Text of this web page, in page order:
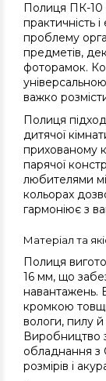
Полиця ПК-10
практичність
проблему
предметів,
фоторамок.
важко
Полиця
дитячої
прихованому
парячої
любителями
кольорах
гармоніює з
Матеріал та
Полиця
16 мм, що
навантажень.
кромкою
вологи, пилу
Виробництво
обладнання з
розмірів і